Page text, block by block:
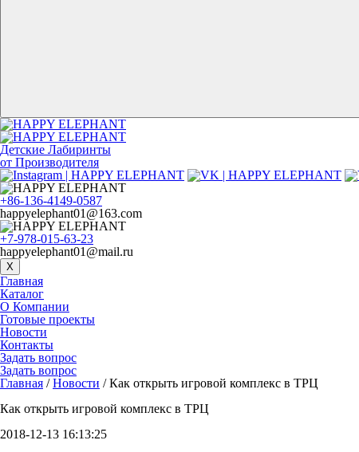
Детские Лабиринты
от Производителя
+86-136-4149-0587
happyelephant01@163.com
+7-978-015-63-23
happyelephant01@mail.ru
X
Главная
Каталог
О Компании
Готовые проекты
Новости
Контакты
Задать вопрос
Задать вопрос
Главная /Новости / Как открыть игровой комплекс в ТРЦ
Как открыть игровой комплекс в ТРЦ
2018-12-13 16:13:25